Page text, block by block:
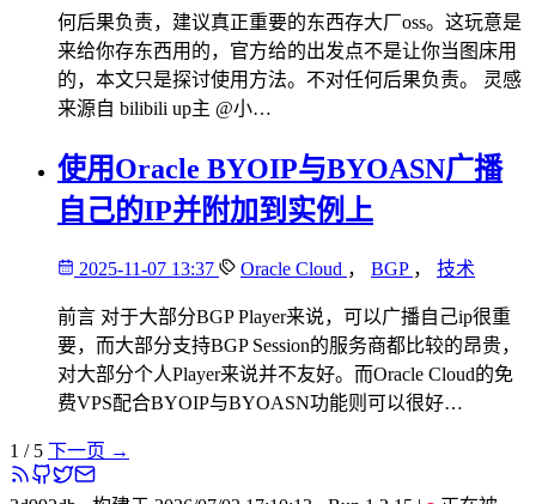
何后果负责，建议真正重要的东西存大厂oss。这玩意是
来给你存东西用的，官方给的出发点不是让你当图床用
的，本文只是探讨使用方法。不对任何后果负责。 灵感
来源自 bilibili up主 @小…
使用Oracle BYOIP与BYOASN广播
自己的IP并附加到实例上
2025-11-07 13:37 Oracle Cloud ， BGP ， 技术
前言 对于大部分BGP Player来说，可以广播自己ip很重
要，而大部分支持BGP Session的服务商都比较的昂贵，
对大部分个人Player来说并不友好。而Oracle Cloud的免
费VPS配合BYOIP与BYOASN功能则可以很好…
1 / 5 下一页 →